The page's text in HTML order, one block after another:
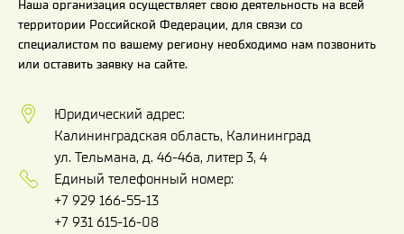
Наша организация осуществляет свою деятельность на всей
территории Российской Федерации, для связи со
специалистом по вашему региону необходимо нам позвонить
или оставить заявку на сайте.
Юридический адрес:
Калининградская область, Калининград
ул. Тельмана, д. 46-46а, литер 3, 4
Единый телефонный номер:
+7 929 166-55-13
+7 931 615-16-08